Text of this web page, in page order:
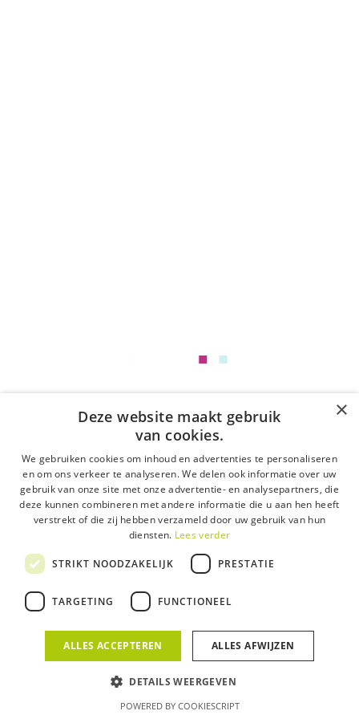
De do’s en don’ts van inclusieve
maar toch lijken ze de…
21 maart 2023
×
Deze website maakt gebruik
van cookies.
We gebruiken cookies om inhoud en advertenties te personaliseren
en om ons verkeer te analyseren. We delen ook informatie over uw
gebruik van onze site met onze advertentie- en analysepartners, die
deze kunnen combineren met andere informatie die u aan hen heeft
verstrekt of die zij hebben verzameld door uw gebruik van hun
diensten. Lees verder
STRIKT NOODZAKELIJK PRESTATIE
TARGETING FUNCTIONEEL
ALLES ACCEPTEREN ALLES AFWIJZEN
DETAILS WEERGEVEN
POWERED BY COOKIESCRIPT